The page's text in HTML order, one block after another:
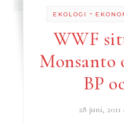
EKOLOGI -
WWF
Monsanto
BP
28 juni, 2011